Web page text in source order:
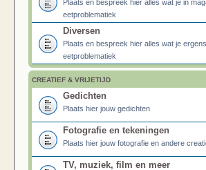
Plaats en bespreek hier alles wat je in
eetproblematiek
Diversen
Plaats en bespreek hier alles wat je
eetproblematiek
CREATIEF & VRIJETIJD
Gedichten
Plaats hier jouw gedichten
Fotografie en tekeningen
Plaats hier jouw fotografie en andere
TV, muziek, film en meer